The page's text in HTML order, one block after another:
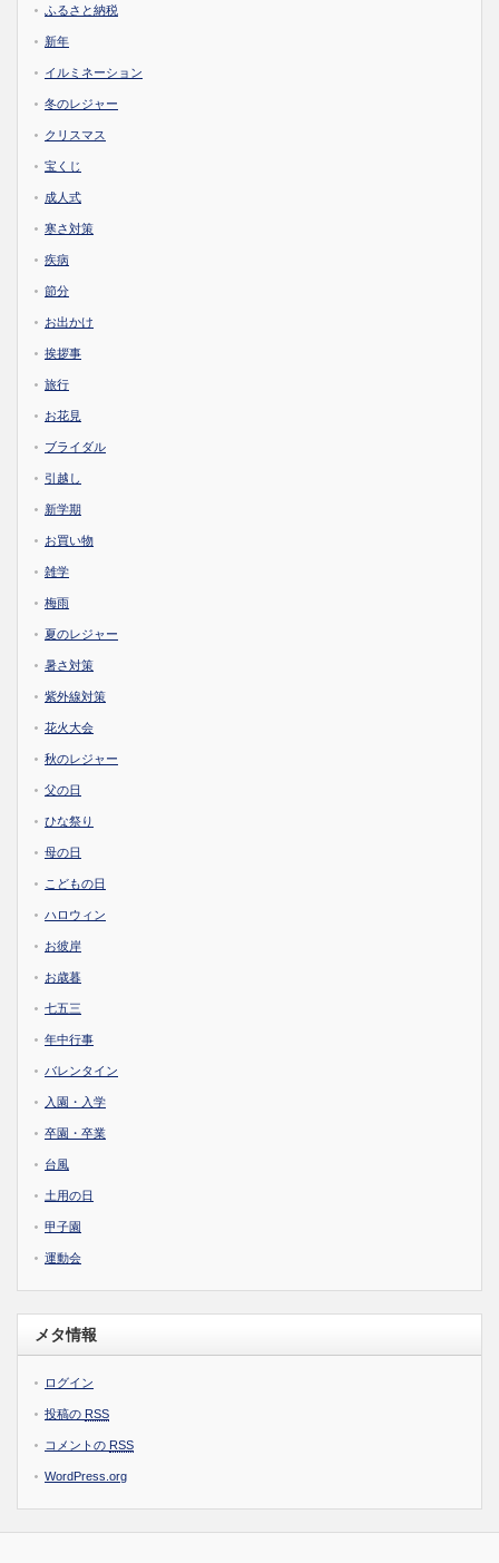
ふるさと納税
新年
イルミネーション
冬のレジャー
クリスマス
宝くじ
成人式
寒さ対策
疾病
節分
お出かけ
挨拶事
旅行
お花見
ブライダル
引越し
新学期
お買い物
雑学
梅雨
夏のレジャー
暑さ対策
紫外線対策
花火大会
秋のレジャー
父の日
ひな祭り
母の日
こどもの日
ハロウィン
お彼岸
お歳暮
七五三
年中行事
バレンタイン
入園・入学
卒園・卒業
台風
土用の日
甲子園
運動会
メタ情報
ログイン
投稿の RSS
コメントの RSS
WordPress.org